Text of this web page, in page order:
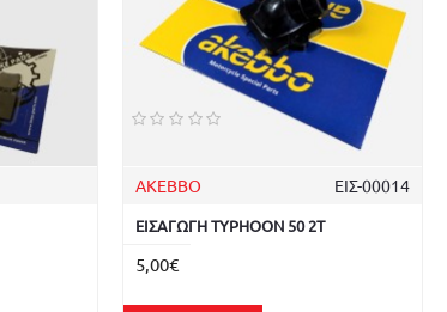
AKEBBO ΕΙΣ-00014
ΕΙΣΑΓΩΓΗ TYPHOON 50 2T
5,00€